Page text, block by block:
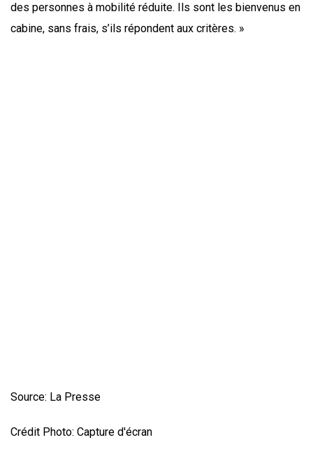
des personnes à mobilité réduite. Ils sont les bienvenus en
cabine, sans frais, s’ils répondent aux critères. »
Source: La Presse
Crédit Photo: Capture d'écran